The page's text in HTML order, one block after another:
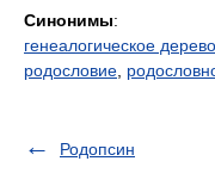
Синонимы:
генеалогическое дерево
родословие
Родопсин